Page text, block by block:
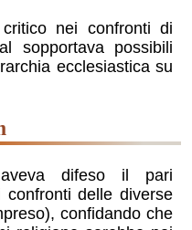
nei confronti di
sopportava possibili
ecclesiastica su
difeso il pari
delle diverse
confidando che